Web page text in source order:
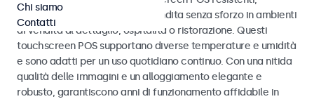
progettati per transazioni di vendita senza sforzo in ambienti
di vendita al dettaglio, ospitalità o ristorazione. Questi
touchscreen POS supportano diverse temperature e umidità
e sono adatti per un uso quotidiano continuo. Con una nitida
qualità delle immagini e un alloggiamento elegante e
robusto, garantiscono anni di funzionamento affidabile in
Chi siamo
Contatti